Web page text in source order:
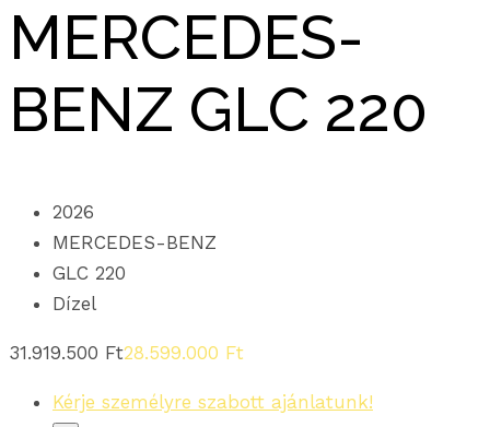
MERCEDES-
BENZ GLC 220
2026
MERCEDES-BENZ
GLC 220
Dízel
31.919.500 Ft28.599.000 Ft
Kérje személyre szabott ajánlatunk!